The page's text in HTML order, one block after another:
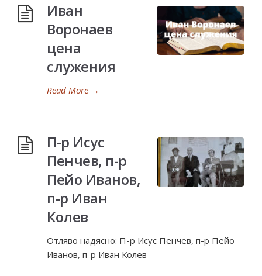
Иван
Воронаев
цена
служения
Read More →
П-р Исус
Пенчев, п-р
Пейо Иванов,
п-р Иван
Колев
Отляво надясно: П-р Исус Пенчев, п-р Пейо
Иванов, п-р Иван Колев